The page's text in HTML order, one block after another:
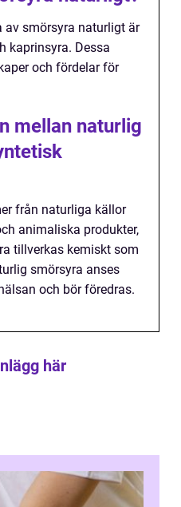
av smörsyra naturligt är
kaprinsyra. Dessa
och fördelar för
mellan naturlig
från naturliga källor
animaliska produkter,
tillverkas kemiskt som
smörsyra anses
och bör föredras.
här